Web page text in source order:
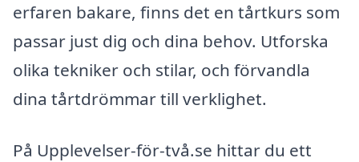
erfaren bakare, finns det en tårtkurs som
passar just dig och dina behov. Utforska
olika tekniker och stilar, och förvandla
dina tårtdrömmar till verklighet.
På Upplevelser-för-två.se hittar du ett